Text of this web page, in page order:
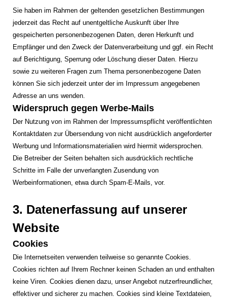
Sie haben im Rahmen der geltenden gesetzlichen Bestimmungen
jederzeit das Recht auf unentgeltliche Auskunft über Ihre
gespeicherten personenbezogenen Daten, deren Herkunft und
Empfänger und den Zweck der Datenverarbeitung und ggf. ein Recht
auf Berichtigung, Sperrung oder Löschung dieser Daten. Hierzu
sowie zu weiteren Fragen zum Thema personenbezogene Daten
können Sie sich jederzeit unter der im Impressum angegebenen
Adresse an uns wenden.
Widerspruch gegen Werbe-Mails
Der Nutzung von im Rahmen der Impressumspflicht veröffentlichten
Kontaktdaten zur Übersendung von nicht ausdrücklich angeforderter
Werbung und Informationsmaterialien wird hiermit widersprochen.
Die Betreiber der Seiten behalten sich ausdrücklich rechtliche
Schritte im Falle der unverlangten Zusendung von
Werbeinformationen, etwa durch Spam-E-Mails, vor.
3. Datenerfassung auf unserer
Website
Cookies
Die Internetseiten verwenden teilweise so genannte Cookies.
Cookies richten auf Ihrem Rechner keinen Schaden an und enthalten
keine Viren. Cookies dienen dazu, unser Angebot nutzerfreundlicher,
effektiver und sicherer zu machen. Cookies sind kleine Textdateien,